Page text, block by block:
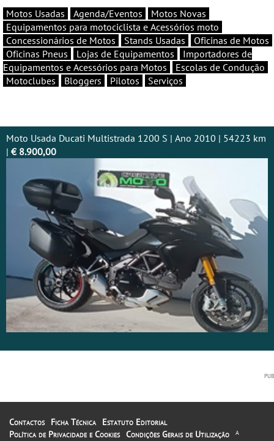
Motos Usadas Agenda/Eventos
Motos Novas
Equipamentos para motociclista e Acessórios moto
Concessionários de Motos
Stands Usadas
Oficinas de Motos
Oficinas Pneus
Lojas de Equipamentos
Importadores de
Equipamentos e Acessórios para Motos
Escolas de Condução
Motoclubes
Bloggers Pilotos Serviços
Moto Usada Ducati Multistrada 1200 S | Ano 2010 | 54223 km
| € 8.900,00
Contactos Ficha Técnica
Estatuto Editorial
Política de Privacidade e Cookies Condições Gerais de Utilização
A